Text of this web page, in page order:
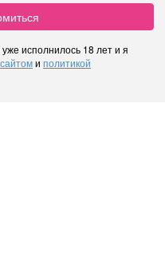
исполнилось 18 лет и я
и политикой